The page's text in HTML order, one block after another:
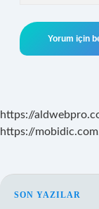
https://
https://
SON YAZILAR